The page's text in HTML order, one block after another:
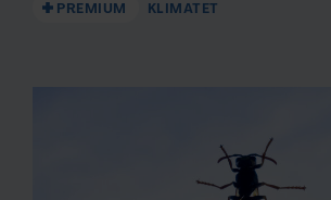
PREMIUM KLIMATET